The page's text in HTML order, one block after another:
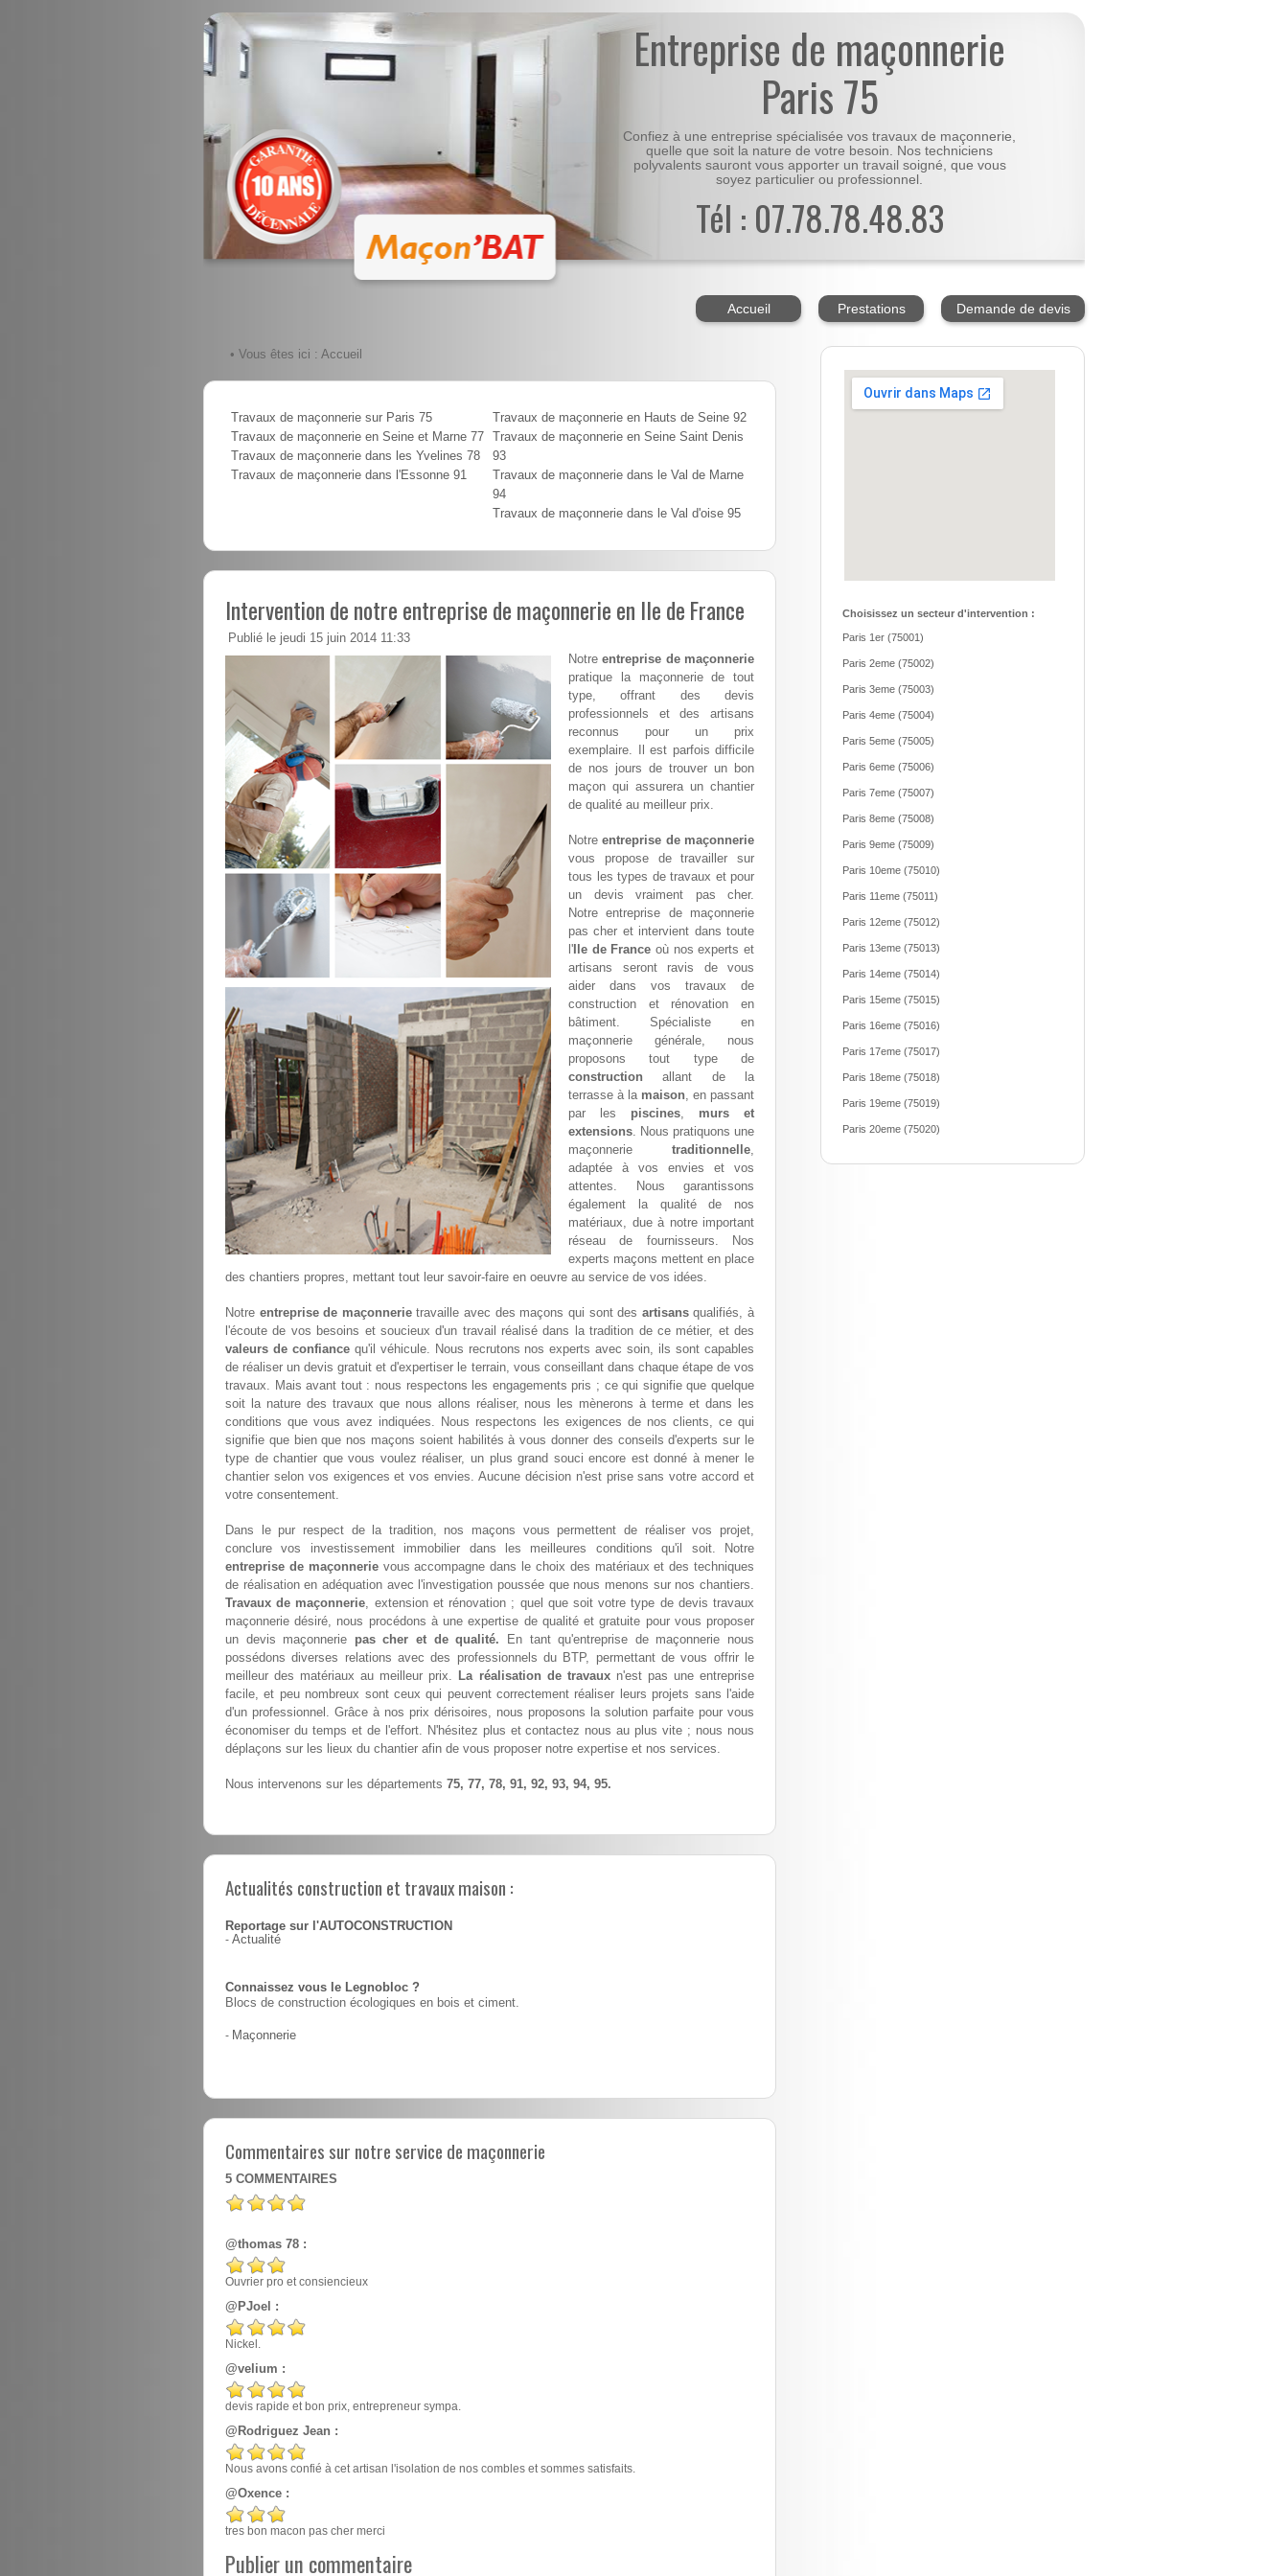
Entreprise de maçonnerie
Paris 75
Confiez à une entreprise spécialisée vos travaux de maçonnerie,
quelle que soit la nature de votre besoin. Nos techniciens
polyvalents sauront vous apporter un travail soigné, que vous
soyez particulier ou professionnel.
Tél : 07.78.78.48.83
Accueil Prestations Demande de devis
• Vous êtes ici : Accueil
Travaux de maçonnerie sur Paris 75
Travaux de maçonnerie en Seine et Marne 77
Travaux de maçonnerie dans les Yvelines 78
Travaux de maçonnerie dans l'Essonne 91
Travaux de maçonnerie en Hauts de Seine 92
Travaux de maçonnerie en Seine Saint Denis
93
Travaux de maçonnerie dans le Val de Marne
94
Travaux de maçonnerie dans le Val d'oise 95
Intervention de notre entreprise de maçonnerie en Ile de France
Publié le jeudi 15 juin 2014 11:33
Notreentreprise de maçonnerie
pratique la maçonnerie de tout
type, offrant des devis
professionnels et des artisans
reconnus pour un prix
exemplaire. Il est parfois difficile
de nos jours de trouver un bon
maçon qui assurera un chantier
de qualité au meilleur prix.
Notreentreprise de maçonnerie
vous propose de travailler sur
tous les types de travaux et pour
un devis vraiment pas cher.
Notre entreprise de maçonnerie
pas cher et intervient dans toute
l' Ile de France où nos experts et
artisans seront ravis de vous
aider dans vos travaux de
construction et rénovation en
bâtiment. Spécialiste en
maçonnerie générale, nous
proposons tout type de
construction allant de la
terrasse à la maison, en passant
par les piscines, murs et
extensions. Nous pratiquons une
maçonnerie traditionnelle,
adaptée à vos envies et vos
attentes. Nous garantissons
également la qualité de nos
matériaux, due à notre important
réseau de fournisseurs. Nos
experts maçons mettent en place
des chantiers propres, mettant tout leur savoir-faire en oeuvre au service de vos idées.
Notre entreprise de maçonnerietravaille avec des maçons qui sont des artisansqualifiés, à
l'écoute de vos besoins et soucieux d'un travail réalisé dans la tradition de ce métier, et des
valeurs de confiancequ'il véhicule. Nous recrutons nos experts avec soin, ils sont capables
de réaliser un devis gratuit et d'expertiser le terrain, vous conseillant dans chaque étape de vos
travaux. Mais avant tout : nous respectons les engagements pris ; ce qui signifie que quelque
soit la nature des travaux que nous allons réaliser, nous les mènerons à terme et dans les
conditions que vous avez indiquées. Nous respectons les exigences de nos clients, ce qui
signifie que bien que nos maçons soient habilités à vous donner des conseils d'experts sur le
type de chantier que vous voulez réaliser, un plus grand souci encore est donné à mener le
chantier selon vos exigences et vos envies. Aucune décision n'est prise sans votre accord et
votre consentement.
Dans le pur respect de la tradition, nos maçons vous permettent de réaliser vos projet,
conclure vos investissement immobilier dans les meilleures conditions qu'il soit. Notre
entreprise de maçonnerievous accompagne dans le choix des matériaux et des techniques
de réalisation en adéquation avec l'investigation poussée que nous menons sur nos chantiers.
Travaux de maçonnerie, extension et rénovation ; quel que soit votre type de devis travaux
maçonnerie désiré, nous procédons à une expertise de qualité et gratuite pour vous proposer
un devis maçonnerie pas cher et de qualité. En tant qu'entreprise de maçonnerie nous
possédons diverses relations avec des professionnels du BTP, permettant de vous offrir le
meilleur des matériaux au meilleur prix. La réalisation de travauxn'est pas une entreprise
facile, et peu nombreux sont ceux qui peuvent correctement réaliser leurs projets sans l'aide
d'un professionnel. Grâce à nos prix dérisoires, nous proposons la solution parfaite pour vous
économiser du temps et de l'effort. N'hésitez plus et contactez nous au plus vite ; nous nous
déplaçons sur les lieux du chantier afin de vous proposer notre expertise et nos services.
Nous intervenons sur les départements 75, 77, 78, 91, 92, 93, 94, 95.
Actualités construction et travaux maison :
Reportage sur l'AUTOCONSTRUCTION
- Actualité
Connaissez vous le Legnobloc ?
Blocs de construction écologiques en bois et ciment.
- Maçonnerie
Commentaires sur notre service de maçonnerie
5 COMMENTAIRES
@thomas 78 :
Ouvrier pro et consiencieux
@PJoel :
Nickel.
@velium :
devis rapide et bon prix, entrepreneur sympa.
@Rodriguez Jean :
Nous avons confié à cet artisan l'isolation de nos combles et sommes satisfaits.
@Oxence :
tres bon macon pas cher merci
Publier un commentaire
Choisissez un secteur d'intervention :
Paris 1er (75001)
Paris 2eme (75002)
Paris 3eme (75003)
Paris 4eme (75004)
Paris 5eme (75005)
Paris 6eme (75006)
Paris 7eme (75007)
Paris 8eme (75008)
Paris 9eme (75009)
Paris 10eme (75010)
Paris 11eme (75011)
Paris 12eme (75012)
Paris 13eme (75013)
Paris 14eme (75014)
Paris 15eme (75015)
Paris 16eme (75016)
Paris 17eme (75017)
Paris 18eme (75018)
Paris 19eme (75019)
Paris 20eme (75020)